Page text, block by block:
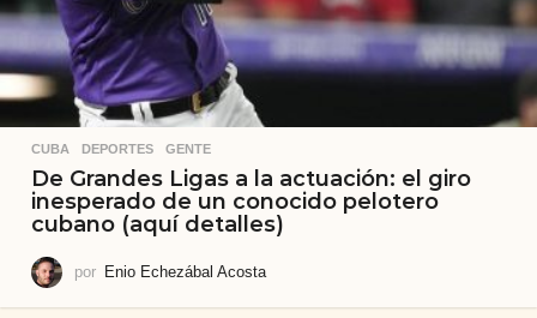
CUBA ,DEPORTES ,GENTE
De Grandes Ligas a la actuación: el giro
inesperado de un conocido pelotero
cubano (aquí detalles)
por Enio Echezábal Acosta